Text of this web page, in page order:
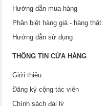
Hướng dẫn mua hàng
Phân biệt hàng giả - hàng thật
Hướng dẫn sử dụng
THÔNG TIN CỬA HÀNG
Giới thiệu
Đăng ký cộng tác viên
Chính sách đại lý